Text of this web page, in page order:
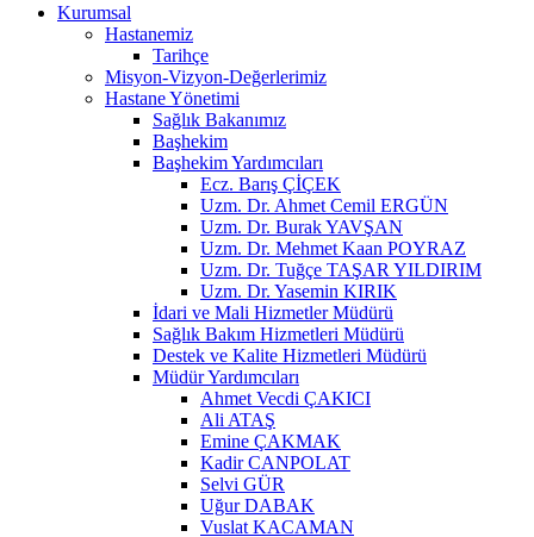
Kurumsal
Hastanemiz
Tarihçe
Misyon-Vizyon-Değerlerimiz
Hastane Yönetimi
Sağlık Bakanımız
Başhekim
Başhekim Yardımcıları
Ecz. Barış ÇİÇEK
Uzm. Dr. Ahmet Cemil ERGÜN
Uzm. Dr. Burak YAVŞAN
Uzm. Dr. Mehmet Kaan POYRAZ
Uzm. Dr. Tuğçe TAŞAR YILDIRIM
Uzm. Dr. Yasemin KIRIK
İdari ve Mali Hizmetler Müdürü
Sağlık Bakım Hizmetleri Müdürü
Destek ve Kalite Hizmetleri Müdürü
Müdür Yardımcıları
Ahmet Vecdi ÇAKICI
Ali ATAŞ
Emine ÇAKMAK
Kadir CANPOLAT
Selvi GÜR
Uğur DABAK
Vuslat KACAMAN